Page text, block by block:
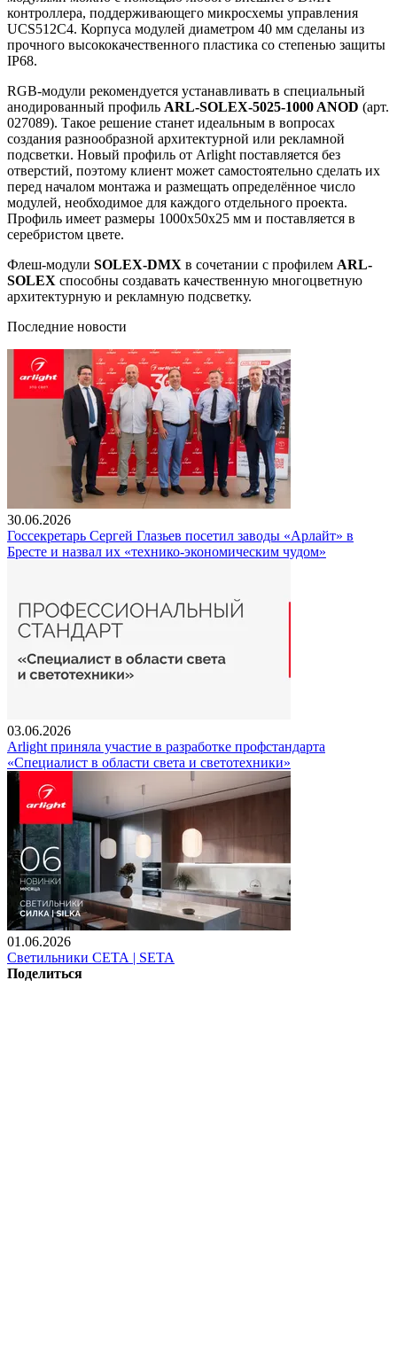
контроллера, поддерживающего микросхемы управления
UCS512C4. Корпуса модулей диаметром 40 мм сделаны из
прочного высококачественного пластика со степенью защиты
IP68.
RGB-модули рекомендуется устанавливать в специальный
анодированный профиль ARL-SOLEX-5025-1000 ANOD (арт.
027089). Такое решение станет идеальным в вопросах
создания разнообразной архитектурной или рекламной
подсветки. Новый профиль от Arlight поставляется без
отверстий, поэтому клиент может самостоятельно сделать их
перед началом монтажа и размещать определённое число
модулей, необходимое для каждого отдельного проекта.
Профиль имеет размеры 1000х50х25 мм и поставляется в
серебристом цвете.
Флеш-модули SOLEX-DMX в сочетании с профилем ARL-
SOLEX способны создавать качественную многоцветную
архитектурную и рекламную подсветку.
Последние новости
30.06.2026
Госсекретарь Сергей Глазьев посетил заводы «Арлайт» в
Бресте и назвал их «технико-экономическим чудом»
03.06.2026
Arlight приняла участие в разработке профстандарта
«Специалист в области света и светотехники»
01.06.2026
Светильники СЕТА | SETA
Поделиться